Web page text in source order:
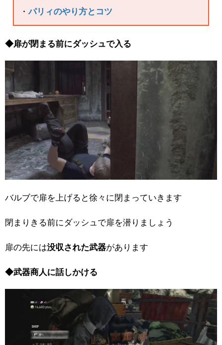
・パリィのやり方とコツ
◆扉が閉まる前にダッシュで入る
バルブで扉を上げると徐々に閉まっていきます
閉まりきる前にダッシュで扉を潜りましょう
扉の先には没収された武器があります
◆武器商人に話しかける